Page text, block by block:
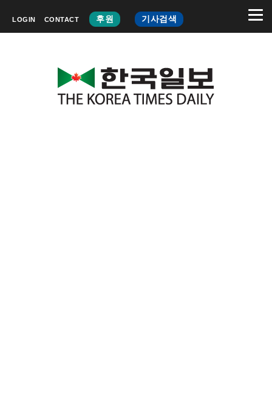
LOGIN CONTACT 후원 기사검색